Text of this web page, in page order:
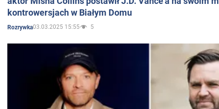
kontrowersjach w Białym Domu
Rozrywka03.03.2025 15:55 5